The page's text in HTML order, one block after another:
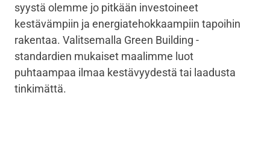
syystä olemme jo pitkään investoineet
kestävämpiin ja energiatehokkaampiin tapoihin
rakentaa. Valitsemalla Green Building -
standardien mukaiset maalimme luot
puhtaampaa ilmaa kestävyydestä tai laadusta
tinkimättä.